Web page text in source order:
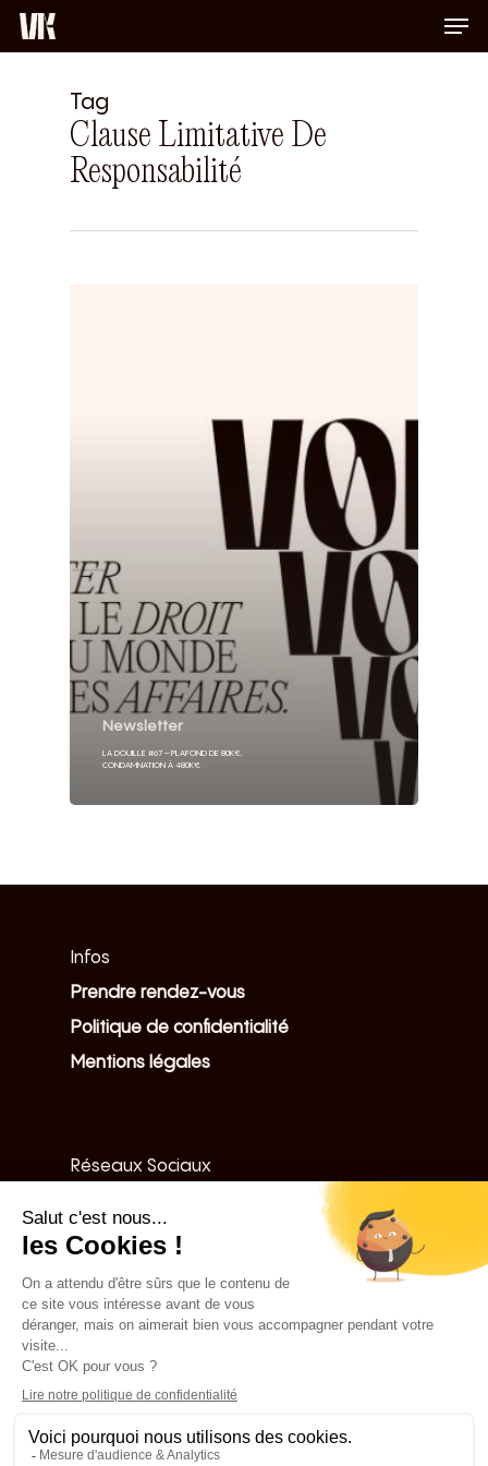
Skip
Tag
Clause Limitative De
Responsabilité
Newsletter
LA DOUILLE #67 – PLAFOND DE 80K€,
CONDAMNATION À 480K€
Infos
Prendre rendez-vous
Politique de confidentialité
Mentions légales
Réseaux Sociaux
Linkedin
Le Cabinet
Articles
Nos expertises